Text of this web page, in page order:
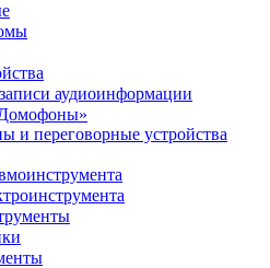
аудиоинформации
и переговорные устройства